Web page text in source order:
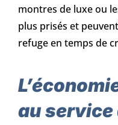
montres de luxe ou
plus prisés et
refuge en temps de
au service